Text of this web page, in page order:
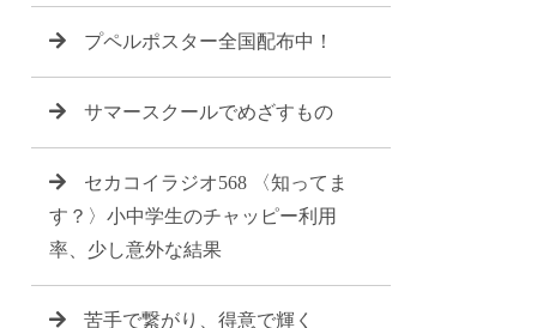
プペルポスター全国配布中！
サマースクールでめざすもの
セカコイラジオ568 〈知ってま
す？〉小中学生のチャッピー利用
率、少し意外な結果
苦手で繋がり、得意で輝く